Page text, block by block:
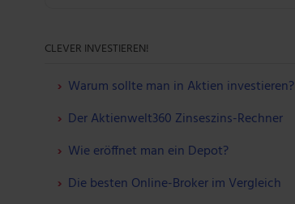
CLEVER INVESTIEREN!
Warum sollte man in Aktien investieren?
Der Aktienwelt360 Zinseszins-Rechner
Wie eröffnet man ein Depot?
Die besten Online-Broker im Vergleich